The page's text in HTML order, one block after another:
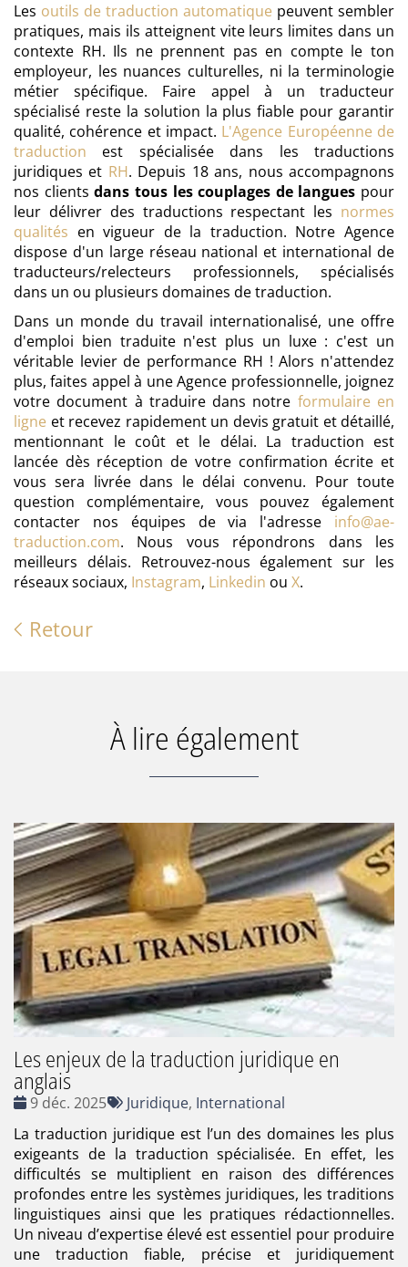
Les outils de traduction automatique peuvent sembler
pratiques, mais ils atteignent vite leurs limites dans un
contexte RH. Ils ne prennent pas en compte le ton
employeur, les nuances culturelles, ni la terminologie
métier spécifique. Faire appel à un traducteur
spécialisé reste la solution la plus fiable pour garantir
qualité, cohérence et impact. L'Agence Européenne de
traduction est spécialisée dans les traductions
juridiques et RH. Depuis 18 ans, nous accompagnons
nos clientsdans tous les couplages de langues pour
leur délivrer des traductions respectant les normes
qualités en vigueur de la traduction. Notre Agence
dispose d'un large réseau national et international de
traducteurs/relecteurs professionnels, spécialisés
dans un ou plusieurs domaines de traduction.
Dans un monde du travail internationalisé, une offre
d'emploi bien traduite n'est plus un luxe : c'est un
véritable levier de performance RH ! Alors n'attendez
plus, faites appel à une Agence professionnelle, joignez
votre document à traduire dans notre formulaire en
ligne et recevez rapidement un devis gratuit et détaillé,
mentionnant le coût et le délai. La traduction est
lancée dès réception de votre confirmation écrite et
vous sera livrée dans le délai convenu. Pour toute
question complémentaire, vous pouvez également
contacter nos équipes de via l'adresse info@ae-
traduction.com. Nous vous répondrons dans les
meilleurs délais. Retrouvez-nous également sur les
réseaux sociaux, Instagram, Linkedin ou X.
Retour
À lire également
Les enjeux de la traduction juridique en
anglais
Date
9 déc. 2025
Tags
Juridique, International
La traduction juridique est l’un des domaines les plus
exigeants de la traduction spécialisée. En effet, les
difficultés se multiplient en raison des différences
profondes entre les systèmes juridiques, les traditions
linguistiques ainsi que les pratiques rédactionnelles.
Un niveau d’expertise élevé est essentiel pour produire
une traduction fiable, précise et juridiquement